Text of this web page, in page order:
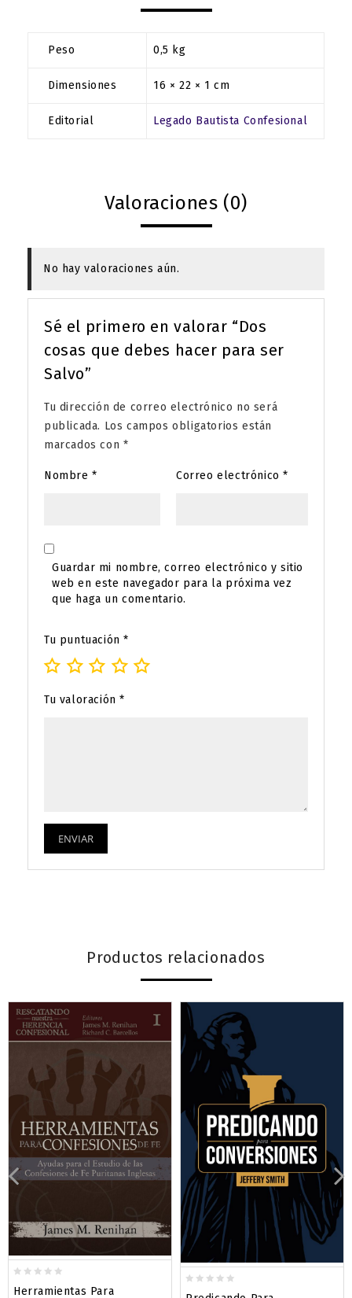
Peso 0,5 kg
Dimensiones 16 × 22 × 1 cm
Editorial Legado Bautista Confesional
Valoraciones (0)
No hay valoraciones aún.
Sé el primero en valorar “Dos
cosas que debes hacer para ser
Salvo”
Tu dirección de correo electrónico no será
publicada. Los campos obligatorios están
marcados con *
Nombre* Correo electrónico*
Guardar mi nombre, correo electrónico y sitio
web en este navegador para la próxima vez
que haga un comentario.
Tu puntuación*
Tu valoración*
Productos relacionados
Herramientas Para